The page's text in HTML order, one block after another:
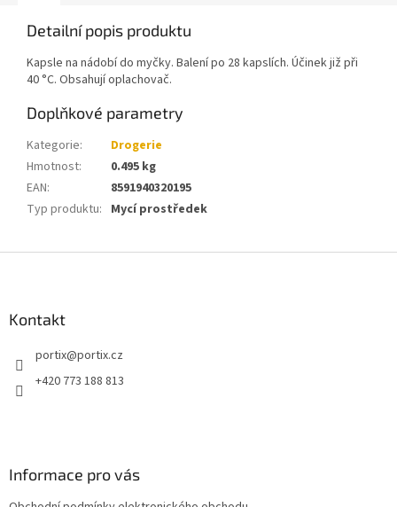
Detailní popis produktu
Kapsle na nádobí do myčky. Balení po 28 kapslích. Účinek již při
40 °C. Obsahují oplachovač.
Doplňkové parametry
Kategorie:
Drogerie
Hmotnost:
0.495 kg
EAN:
8591940320195
Typ produktu: Mycí prostředek
Kontakt
portix@portix.cz
+420 773 188 813
Informace pro vás